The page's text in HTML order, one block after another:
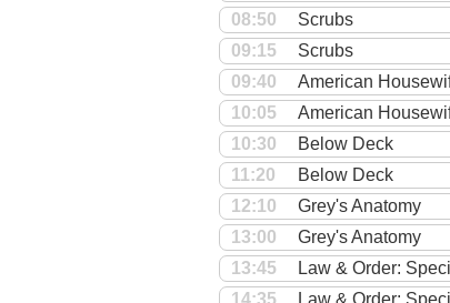
08:50
Scrubs
09:15
Scrubs
09:40
American
10:05
American
10:30
Below Deck
11:20
Below Deck
12:10
Grey's Anatomy
13:00
Grey's Anatomy
13:45
Law & Order: